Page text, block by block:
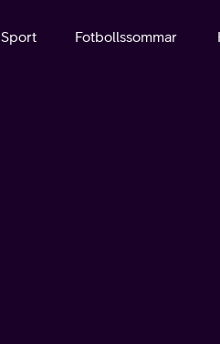
Sport Fotbollssommar